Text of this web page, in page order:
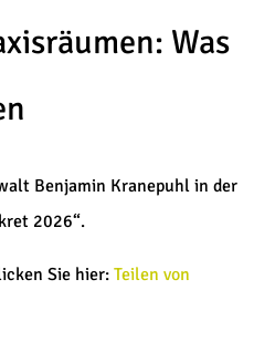
Was
Benjamin Kranepuhl in der
2026“.
Sie hier: Teilen von